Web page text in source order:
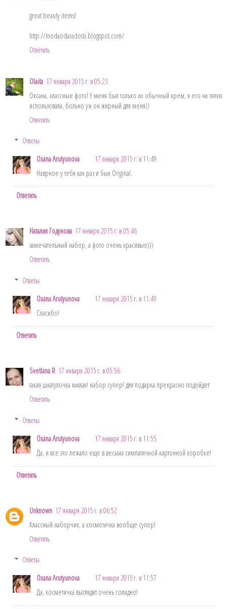
great beauty items!
http://modaodaradosti.blogspot.com/
Ответить
Olaita 17 января 2015 г. в 05:23
Оксана, классные фото! У меня был только их обычный крем, я его на пятки
использовала, больно уж он жирный для меня))
Ответить
Ответы
Oxana Arutyunova
17 января 2015 г. в 11:49
Наврное у тебя как раз и был Original.
Ответить
Наталия Годунова 17 января 2015 г. в 05:46
замечательный набор, а фото очень красивые)))
Ответить
Ответы
Oxana Arutyunova
17 января 2015 г. в 11:49
Спасибо!
Ответить
Svetlana R 17 января 2015 г. в 05:56
такая шкатулочка милая! набор супер! для подарка прекрасно подойдет
Ответить
Ответы
Oxana Arutyunova
17 января 2015 г. в 11:55
Да, и все это лежало еще в весьма симпатичной картонной коробке!
Ответить
Unknown 17 января 2015 г. в 06:52
Классный наборчик, а косметичка вообще супер!
Ответить
Ответы
Oxana Arutyunova
17 января 2015 г. в 11:57
Да, косметичка выглядит очень солидно!